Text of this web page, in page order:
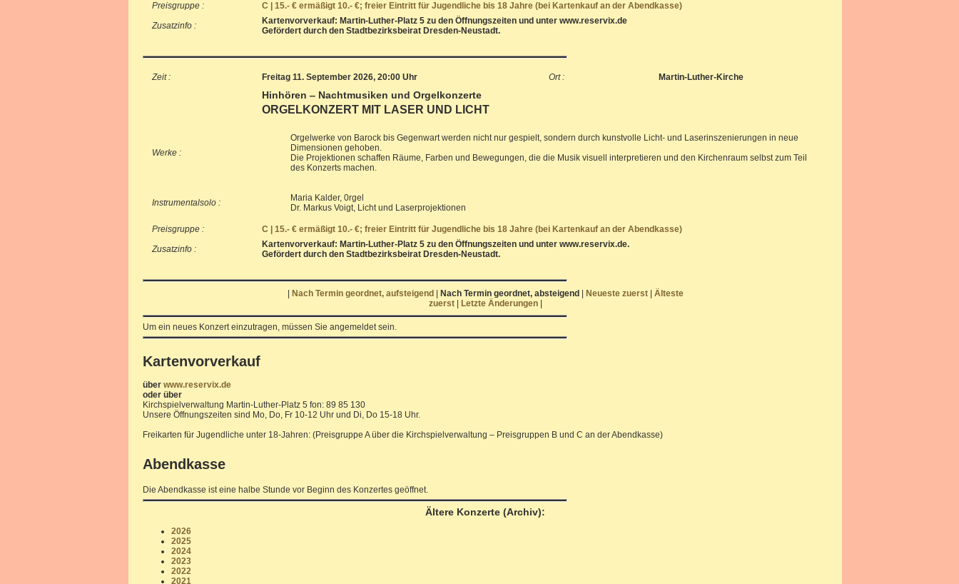
Preisgruppe :
C | 15.- € ermäßigt 10.- €; freier Eintritt für Jugendliche bis 18 Jahre (bei Kartenkauf an der Abendkasse)
Zusatzinfo :
Kartenvorverkauf: Martin-Luther-Platz 5 zu den Öffnungszeiten und unter www.reservix.de
Gefördert durch den Stadtbezirksbeirat Dresden-Neustadt.
Zeit : Freitag 11. September 2026, 20:00 Uhr Ort : Martin-Luther-Kirche
Hinhören ‒ Nachtmusiken und Orgelkonzerte
ORGELKONZERT MIT LASER UND LICHT
Werke :
Orgelwerke von Barock bis Gegenwart werden nicht nur gespielt, sondern durch kunstvolle Licht- und Laserinszenierungen in neue
Dimensionen gehoben.
Die Projektionen schaffen Räume, Farben und Bewegungen, die die Musik visuell interpretieren und den Kirchenraum selbst zum Teil
des Konzerts machen.
Instrumentalsolo :
Maria Kalder, 0rgel
Dr. Markus Voigt, Licht und Laserprojektionen
Preisgruppe :
C | 15.- € ermäßigt 10.- €; freier Eintritt für Jugendliche bis 18 Jahre (bei Kartenkauf an der Abendkasse)
Zusatzinfo :
Kartenvorverkauf: Martin-Luther-Platz 5 zu den Öffnungszeiten und unter www.reservix.de.
Gefördert durch den Stadtbezirksbeirat Dresden-Neustadt.
Nach Termin geordnet, aufsteigend Nach Termin geordnet, absteigend Neueste zuerst
Älteste
zuerst
Letzte Änderungen
Um ein neues Konzert einzutragen, müssen Sie angemeldet sein.
Kartenvorverkauf
über www.reservix.de
oder über
Kirchspielverwaltung Martin-Luther-Platz 5 fon: 89 85 130
Unsere Öffnungszeiten sind Mo, Do, Fr 10-12 Uhr und Di, Do 15-18 Uhr.
Freikarten für Jugendliche unter 18-Jahren: (Preisgruppe A über die Kirchspielverwaltung – Preisgruppen B und C an der Abendkasse)
Abendkasse
Die Abendkasse ist eine halbe Stunde vor Beginn des Konzertes geöffnet.
Ältere Konzerte (Archiv):
2026
2025
2024
2023
2022
2021